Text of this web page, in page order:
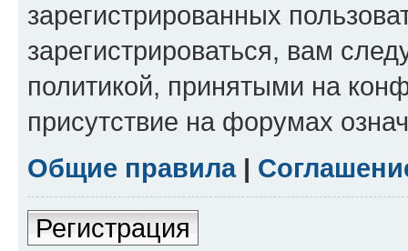
зарегистрированных
зарегистрироваться, вам
политикой, принятыми на
присутствие на форумах
Общие правила|
Регистрация